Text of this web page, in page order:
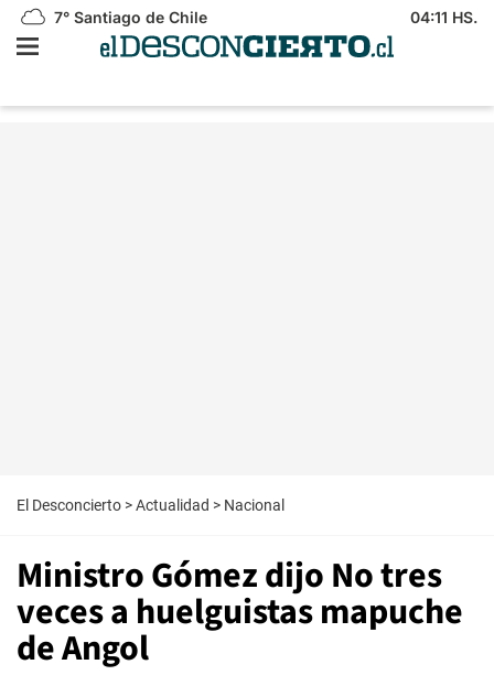
7° Santiago de Chile 04:11 HS.
El Desconcierto >Actualidad > Nacional
Ministro Gómez dijo No tres
veces a huelguistas mapuche
de Angol